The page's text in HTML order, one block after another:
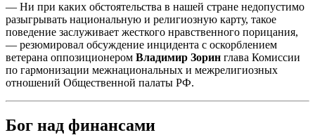
— Ни при каких обстоятельства в нашей стране недопустимо
разыгрывать национальную и религиозную карту, такое
поведение заслуживает жесткого нравственного порицания,
— резюмировал обсуждение инцидента с оскорблением
ветерана оппозиционером Владимир Зорин глава Комиссии
по гармонизации межнациональных и межрелигиозных
отношений Общественной палаты РФ.
Бог над финансами